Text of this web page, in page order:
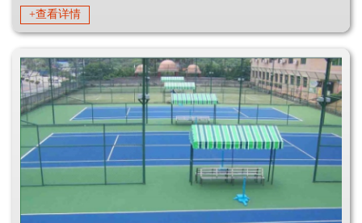
+查看详情